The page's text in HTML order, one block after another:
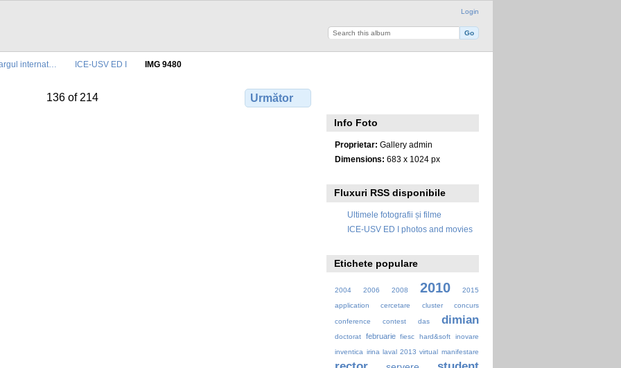
Login
internat… ICE-USV ED I IMG 9480
136 of 214 Următor
Info Foto
Proprietar: Gallery admin
Dimensions: 683 x 1024 px
Fluxuri RSS disponibile
Ultimele fotografii și filme
ICE-USV ED I photos and movies
Etichete populare
2004 2006 2008 2010
2015
application
cercetare cluster concurs
conference contest das dimian
doctorat februarie fiesc hard&soft
inovare
inventica irina laval 2013 virtual manifestare